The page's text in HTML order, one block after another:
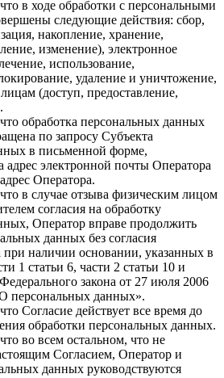
в ходе обработки с персональными
следующие действия: сбор,
накопление, хранение,
изменение), электронное
использование,
удаление и уничтожение,
(доступ, предоставление,
обработка персональных данных
по запросу Субъекта
в письменной форме,
адрес электронной почты Оператора
Оператора.
в случае отзыва физическим лицом
согласия на обработку
Оператор вправе продолжить
данных без согласия
при наличии основании, указанных в
1 статьи 6, части 2 статьи 10 и
закона от 27 июля 2006
персональных данных».
Согласие действует все время до
обработки персональных данных.
во всем остальном, что не
Согласием, Оператор и
данных руководствуются